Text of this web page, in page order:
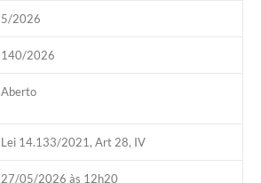
5/2026
140/2026
Aberto
Lei 14.133/2021, Art 28, IV
27/05/2026 às 12h20